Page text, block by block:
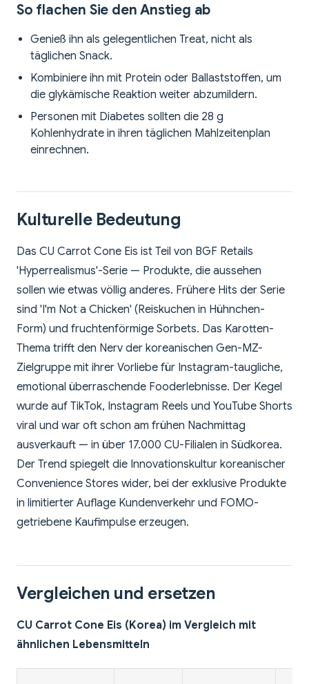
So flachen Sie den Anstieg ab
Genieß ihn als gelegentlichen Treat, nicht als
täglichen Snack.
Kombiniere ihn mit Protein oder Ballaststoffen, um
die glykämische Reaktion weiter abzumildern.
Personen mit Diabetes sollten die 28 g
Kohlenhydrate in ihren täglichen Mahlzeitenplan
einrechnen.
Kulturelle Bedeutung
Das CU Carrot Cone Eis ist Teil von BGF Retails
'Hyperrealismus'-Serie — Produkte, die aussehen
sollen wie etwas völlig anderes. Frühere Hits der Serie
sind 'I'm Not a Chicken' (Reiskuchen in Hühnchen-
Form) und fruchtenförmige Sorbets. Das Karotten-
Thema trifft den Nerv der koreanischen Gen-MZ-
Zielgruppe mit ihrer Vorliebe für Instagram-taugliche,
emotional überraschende Fooderlebnisse. Der Kegel
wurde auf TikTok, Instagram Reels und YouTube Shorts
viral und war oft schon am frühen Nachmittag
ausverkauft — in über 17.000 CU-Filialen in Südkorea.
Der Trend spiegelt die Innovationskultur koreanischer
Convenience Stores wider, bei der exklusive Produkte
in limitierter Auflage Kundenverkehr und FOMO-
getriebene Kaufimpulse erzeugen.
Vergleichen und ersetzen
CU Carrot Cone Eis (Korea) im Vergleich mit
ähnlichen Lebensmitteln